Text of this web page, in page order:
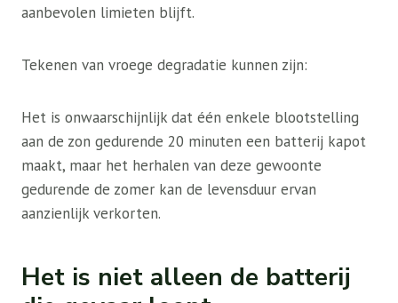
aanbevolen limieten blijft.
Tekenen van vroege degradatie kunnen zijn:
Het is onwaarschijnlijk dat één enkele blootstelling
aan de zon gedurende 20 minuten een batterij kapot
maakt, maar het herhalen van deze gewoonte
gedurende de zomer kan de levensduur ervan
aanzienlijk verkorten.
Het is niet alleen de batterij